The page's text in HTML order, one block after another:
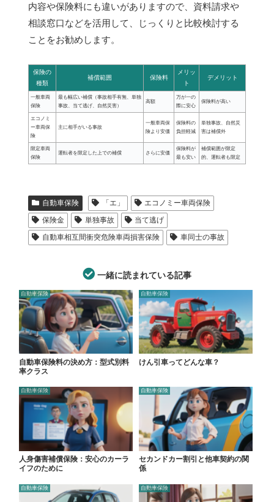
内容や保険料にも違いがありますので、資料請求や
相談窓口などを活用して、じっくりと比較検討する
ことをお勧めします。
保険の
種類
補償範囲 保険料
メリッ
ト
デメリット
一般車両
保険
最も幅広い補償（事故相手有無、単独
事故、当て逃げ、自然災害）
高額
万が一の
際に安心
保険料が高い
エコノミ
ー車両保
険
主に相手がいる事故
一般車両保
険より安価
保険料の
負担軽減
単独事故、自然災
害は補償外
限定車両
保険
運転者を限定した上での補償 さらに安価
保険料が
最も安い
補償範囲が限定
的、運転者も限定
自動車保険 「エ」
エコノミー車両保険
保険金
単独事故
当て逃げ
自動車相互間衝突危険車両損害保険
車同士の事故
一緒に読まれている記事
自動車保険
自動車保険料の決め方：型式別料
率クラス
自動車保険
けん引車ってどんな車？
自動車保険
人身傷害補償保険：安心のカーラ
イフのために
自動車保険
セカンドカー割引と他車契約の関
係
自動車保険 自動車保険